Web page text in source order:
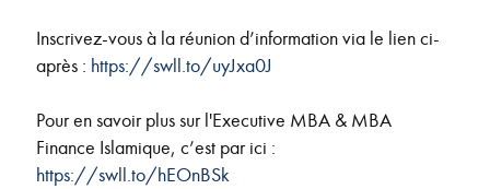
Inscrivez-vous à la réunion d’information via le lien ci-
après : https://swll.to/uyJxa0J
Pour en savoir plus sur l'Executive MBA & MBA
Finance Islamique, c’est par ici :
https://swll.to/hEOnBSk